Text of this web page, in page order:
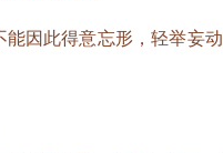
因此得意忘形，轻举妄